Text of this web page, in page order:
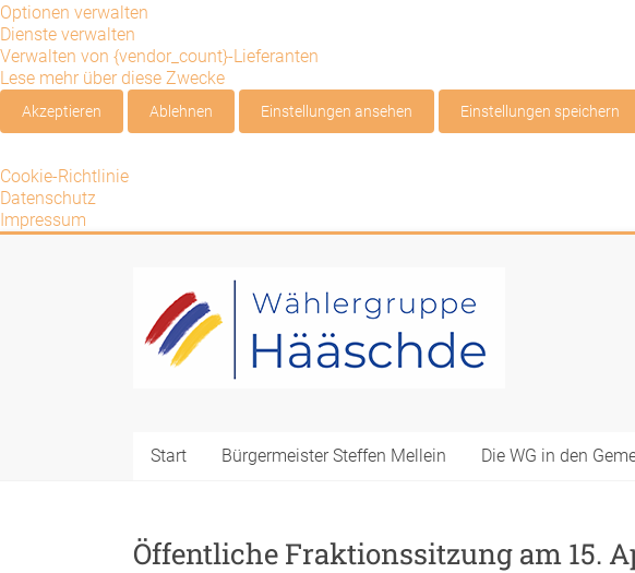
Optionen verwalten
Dienste verwalten
Verwalten von {vendor_count}-Lieferanten
Lese mehr über diese Zwecke
Akzeptieren Ablehnen Einstellungen ansehen Einstellungen speichern
Cookie-Richtlinie
Datenschutz
Impressum
Wählergruppe
Hääschde
e.V.
Hääschde
Start Bürgermeister Steffen Mellein Die WG in den
Öffentliche Fraktionssitzung am 15.